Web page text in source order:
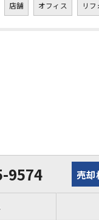
店舗 オフィス リ
9574 売却